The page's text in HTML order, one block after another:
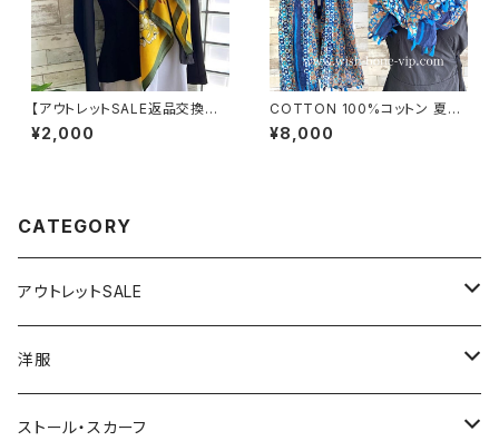
【アウトレットSALE返品交換不
可8/20まで】【フランスインポー
ト】 90cm大判スクエア 室内ス
¥2,000
COTTON 100%コットン 夏の
ストール インポート大判・ロング
ストール・通気性・肌触り良いス
¥8,000
CATEGORY
アウトレットSALE
1000円
2000円
洋服
インポートワンピース
ストール・スカーフ